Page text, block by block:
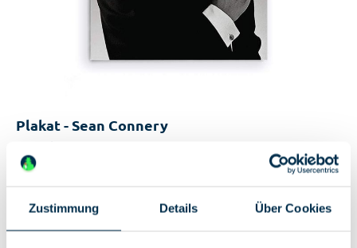
Zustimmung Details Über Cookies
Plakat - Sean Connery
Sofort verfügbar, Lieferzeit: 2-5 Tage
Einzigartige Features:
Filmplakat "Sean Connery"